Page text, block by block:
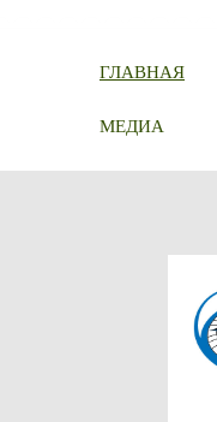
ГЛАВНАЯ
МЕДИА